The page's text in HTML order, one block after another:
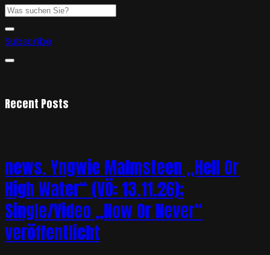
Subscribe
Recent Posts
news. Yngwie Malmsteen „Hell Or
High Water“ (VÖ: 13.11.26);
Single/Video „Now Or Never“
veröffentlicht